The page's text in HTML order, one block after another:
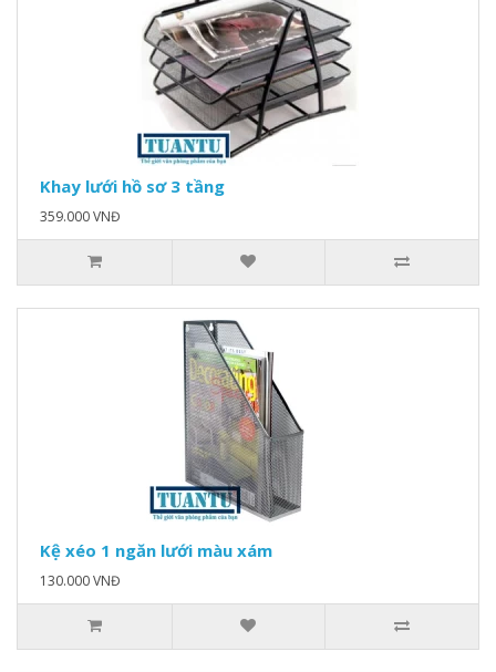
Khay lưới hồ sơ 3 tầng
359.000 VNĐ
Kệ xéo 1 ngăn lưới màu xám
130.000 VNĐ